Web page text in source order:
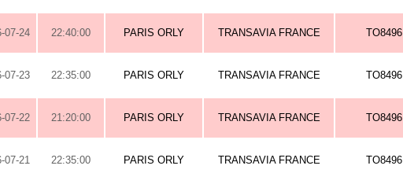
07-24 22:40:00 PARIS ORLY TRANSAVIA FRANCE TO8496
07-23 22:35:00 PARIS ORLY TRANSAVIA FRANCE TO8496
07-22 21:20:00 PARIS ORLY TRANSAVIA FRANCE TO8496
07-21 22:35:00 PARIS ORLY TRANSAVIA FRANCE TO8496